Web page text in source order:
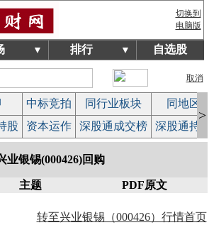
切换到
电脑版
▼ 排行 ▼ 自选股
取消
中标竞拍 同行业板块
同地区
股 资本运作 深股通成交榜 深股通持
>
业银锡(000426)回购
主题 PDF原文
转至兴业银锡（000426）行情首页